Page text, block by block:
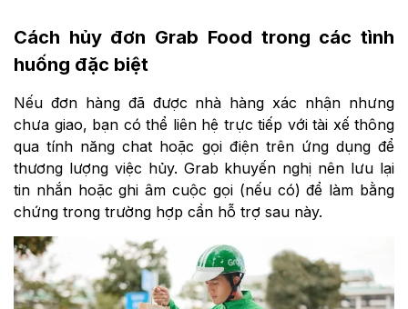
Cách hủy đơn Grab Food trong các tình
huống đặc biệt
Nếu đơn hàng đã được nhà hàng xác nhận nhưng
chưa giao, bạn có thể liên hệ trực tiếp với tài xế thông
qua tính năng chat hoặc gọi điện trên ứng dụng để
thương lượng việc hủy. Grab khuyến nghị nên lưu lại
tin nhắn hoặc ghi âm cuộc gọi (nếu có) để làm bằng
chứng trong trường hợp cần hỗ trợ sau này.